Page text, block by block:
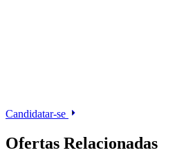
Candidatar-se
Ofertas Relacionadas